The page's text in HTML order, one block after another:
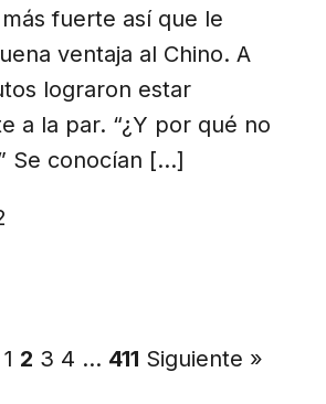
fuerte así que le
ventaja al Chino. A
lograron estar
a la par. “¿Y por qué no
Se conocían […]
1 2 3 4 … 411 Siguiente »